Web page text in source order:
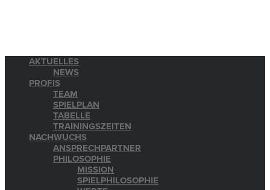
AKTUELLES
NEWS
PROFIS
TEAM
SPIELPLAN
TABELLE
TRAININGSZEITEN
NACHWUCHS
ANSPRECHPARTNER
PHILOSOPHIE
MISSION
SPIELPHILOSOPHIE